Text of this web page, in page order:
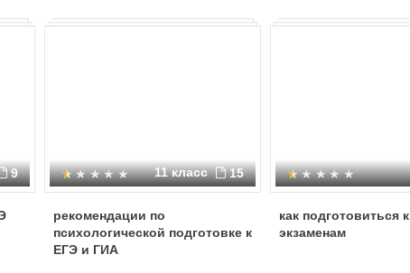
9 11 класс 15
рекомендации по
психологической подготовке к
ЕГЭ и ГИА
как подготовиться к
экзаменам